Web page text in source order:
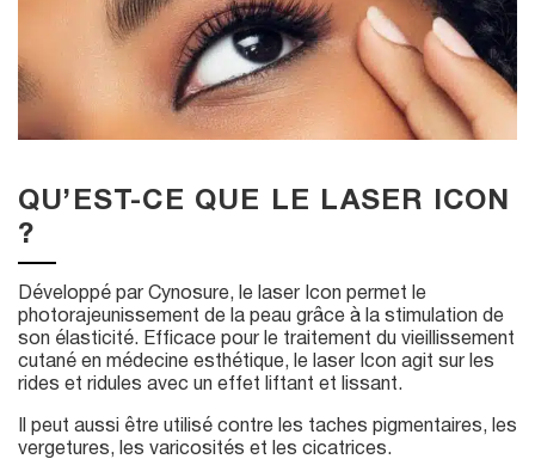
QU’EST-CE QUE LE LASER ICON
?
Développé par Cynosure, le laser Icon permet le
photorajeunissement de la peau grâce à la stimulation de
son élasticité. Efficace pour le traitement du vieillissement
cutané en médecine esthétique, le laser Icon agit sur les
rides et ridules avec un effet liftant et lissant.
Il peut aussi être utilisé contre les taches pigmentaires, les
vergetures, les varicosités et les cicatrices.